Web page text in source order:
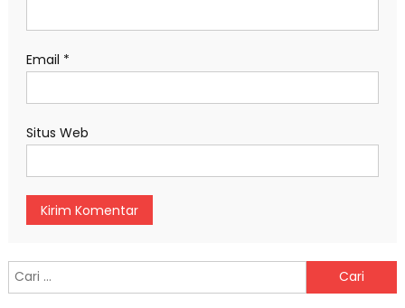
Email *
Situs Web
Cari untuk: